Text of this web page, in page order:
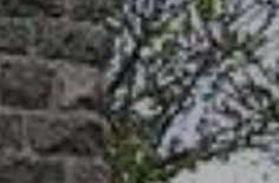
webové stránky na
obsah podle zájmu z již
cookies v prohlížeči může